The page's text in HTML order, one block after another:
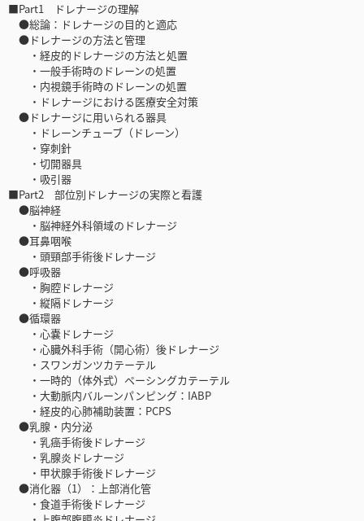
■Part1 ドレナージの理解
●総論：ドレナージの目的と適応
●ドレナージの方法と管理
・経皮的ドレナージの方法と処置
・一般手術時のドレーンの処置
・内視鏡手術時のドレーンの処置
・ドレナージにおける医療安全対策
●ドレナージに用いられる器具
・ドレーンチューブ（ドレーン）
・穿刺針
・切開器具
・吸引器
■Part2 部位別ドレナージの実際と看護
●脳神経
・脳神経外科領域のドレナージ
●耳鼻咽喉
・頭頸部手術後ドレナージ
●呼吸器
・胸腔ドレナージ
・縦隔ドレナージ
●循環器
・心嚢ドレナージ
・心臓外科手術（開心術）後ドレナージ
・スワンガンツカテーテル
・一時的（体外式）ペーシングカテーテル
・大動脈内バルーンパンピング：IABP
・経皮的心肺補助装置：PCPS
●乳腺・内分泌
・乳癌手術後ドレナージ
・乳腺炎ドレナージ
・甲状腺手術後ドレナージ
●消化器（1）：上部消化管
・食道手術後ドレナージ